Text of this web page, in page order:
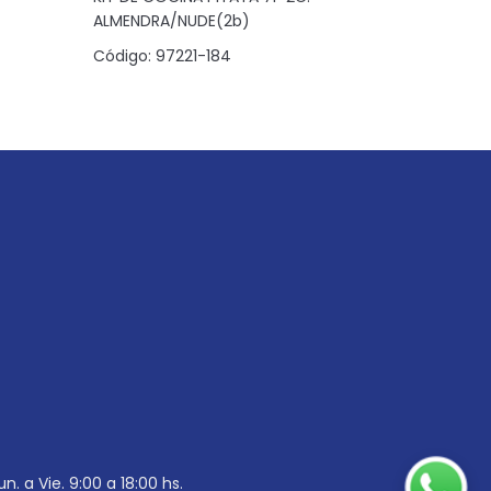
ALMENDRA/NUDE(2b)
Código: 97221-184
a Vie. 9:00 a 18:00 hs.